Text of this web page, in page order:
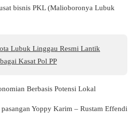
bisnis PKL (Malioboronya Lubuk
Lubuk Linggau Resmi Lantik
Kasat Pol PP
Berbasis Potensi Lokal
Yoppy Karim – Rustam Effendi